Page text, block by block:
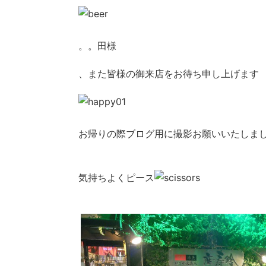
。。田様
、また皆様の御来店をお待ち申し上げます
お帰りの際ブログ用に撮影お願いいたしま
気持ちよくピース